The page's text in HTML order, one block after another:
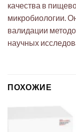
качества в
микробиологии.
валидации
научных
ПОХОЖИЕ